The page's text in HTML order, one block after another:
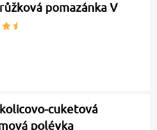
pomazánka V
cuketová
polévka